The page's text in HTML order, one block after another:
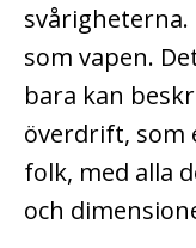
som vapen.
bara kan
överdrift, som
folk, med alla
och